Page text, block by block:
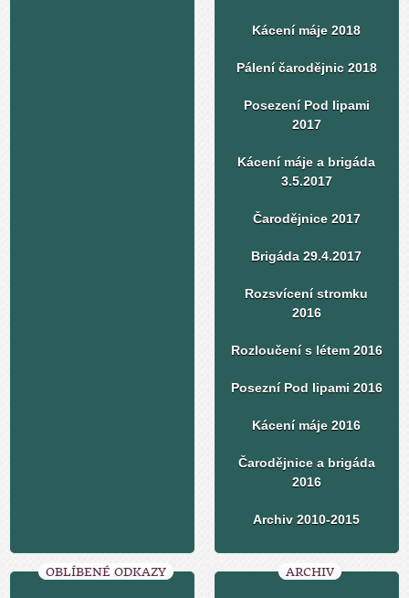
Kácení máje 2018
Pálení čarodějnic 2018
Posezení Pod lipami
2017
Kácení máje a brigáda
3.5.2017
Čarodějnice 2017
Brigáda 29.4.2017
Rozsvícení stromku
2016
Rozloučení s létem 2016
Posezní Pod lipami 2016
Kácení máje 2016
Čarodějnice a brigáda
2016
Archiv 2010-2015
OBLÍBENÉ ODKAZY ARCHIV